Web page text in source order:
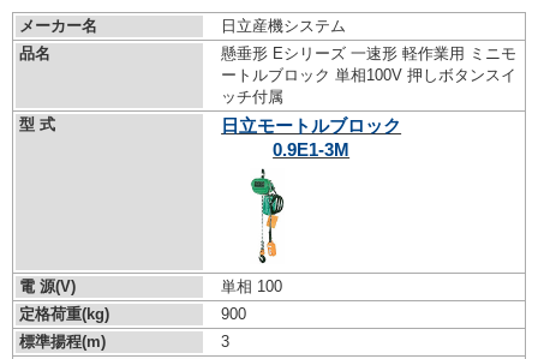
メーカー名
日立産機システム
品名
懸垂形 Eシリーズ 一速形 軽作業用 ミニモ
ートルブロック 単相100V 押しボタンスイ
ッチ付属
型 式
日立モートルブロック
0.9E1-3M
電 源(V)
単相 100
定格荷重(kg)
900
標準揚程(m)
3